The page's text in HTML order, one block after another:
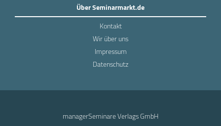
Über Seminarmarkt.de
Kontakt
Wir über uns
Impressum
Datenschutz
managerSeminare Verlags GmbH